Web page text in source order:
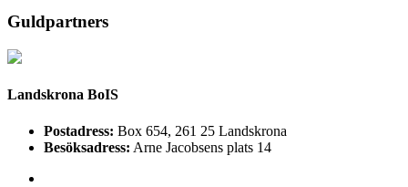
Guldpartners
Landskrona BoIS
Postadress: Box 654, 261 25 Landskrona
Besöksadress: Arne Jacobsens plats 14